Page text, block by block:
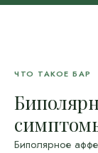
ЧТО ТАКОЕ БАР
Биполярное